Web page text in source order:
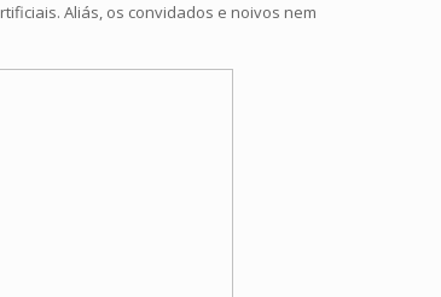
Aliás, os convidados e noivos nem